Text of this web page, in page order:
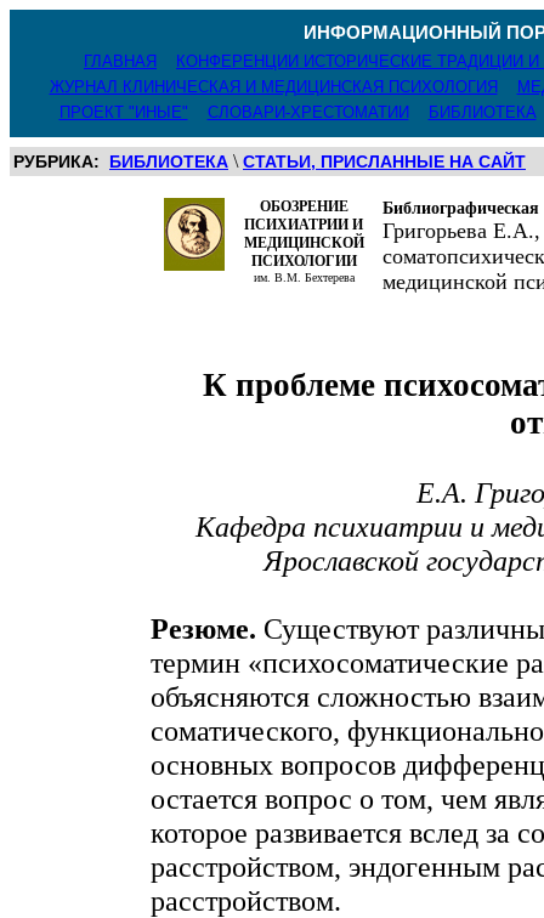
ИНФОРМАЦИОННЫЙ
ГЛАВНАЯ
КОНФЕРЕНЦИИ ИСТОРИЧЕСКИЕ ТРАДИЦИИ
ЖУРНАЛ КЛИНИЧЕСКАЯ И МЕДИЦИНСКАЯ ПСИХОЛОГИЯ
ПРОЕКТ "ИНЫЕ"
СЛОВАРИ-ХРЕСТОМАТИИ БИБЛИОТЕКА
РУБРИКА: БИБЛИОТЕКА \ СТАТЬИ, ПРИСЛАННЫЕ НА САЙТ
ОБОЗРЕНИЕ
ПСИХИАТРИИ И
МЕДИЦИНСКОЙ
ПСИХОЛОГИИ
им. В.М. Бехтерева
Библиографическая
Григорьева
медицинской
К проблеме
Е.А.
Кафедра психиатрии и
Ярославской
Резюме. Существуют
термин «психосоматические
объясняются сложностью
соматического,
основных вопросов
остается вопрос о том, чем
которое развивается вслед за
расстройством, эндогенным
расстройством.